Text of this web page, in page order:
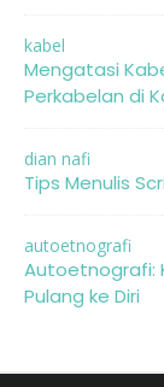
kabel
Mengatasi
Perkabelan di
dian nafi
Tips Menulis
autoetnografi
Autoetnografi:
Pulang ke Diri